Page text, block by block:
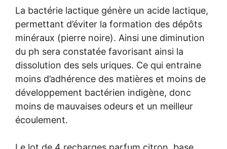
La bactérie lactique génère un acide lactique,
permettant d’éviter la formation des dépôts
minéraux (pierre noire). Ainsi une diminution
du ph sera constatée favorisant ainsi la
dissolution des sels uriques. Ce qui entraine
moins d’adhérence des matières et moins de
développement bactérien indigène, donc
moins de mauvaises odeurs et un meilleur
écoulement.